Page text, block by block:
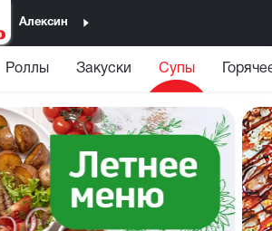
Алексин
Роллы Закуски Супы